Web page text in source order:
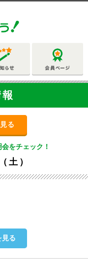
る
をチェック！
土）
見る